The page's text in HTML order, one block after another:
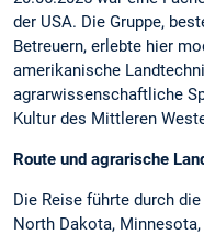
der USA. Die Gruppe,
Betreuern, erlebte hier
amerikanische
agrarwissenschaftliche
Kultur des Mittleren
Route und agrarische
Die Reise führte durch
North Dakota,